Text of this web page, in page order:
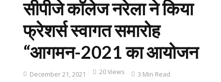
सीपीजे कॉलेज नरेला ने किया
फ्रेशर्स स्वागत समारोह
“आगमन-2021 का आयोजन
December 21, 2021 20 Views 3 Min Read